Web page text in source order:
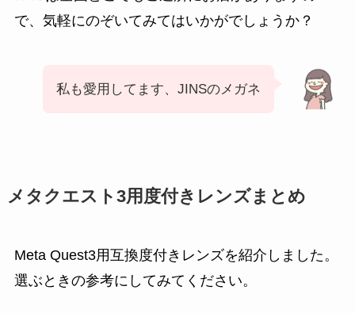
で、気軽にのぞいてみてはいかがでしょうか？
私も愛用してます、JINSのメガネ
メタクエスト3用度付きレンズまとめ
Meta Quest3用互換度付きレンズを紹介しました。
選ぶときの参考にしてみてください。